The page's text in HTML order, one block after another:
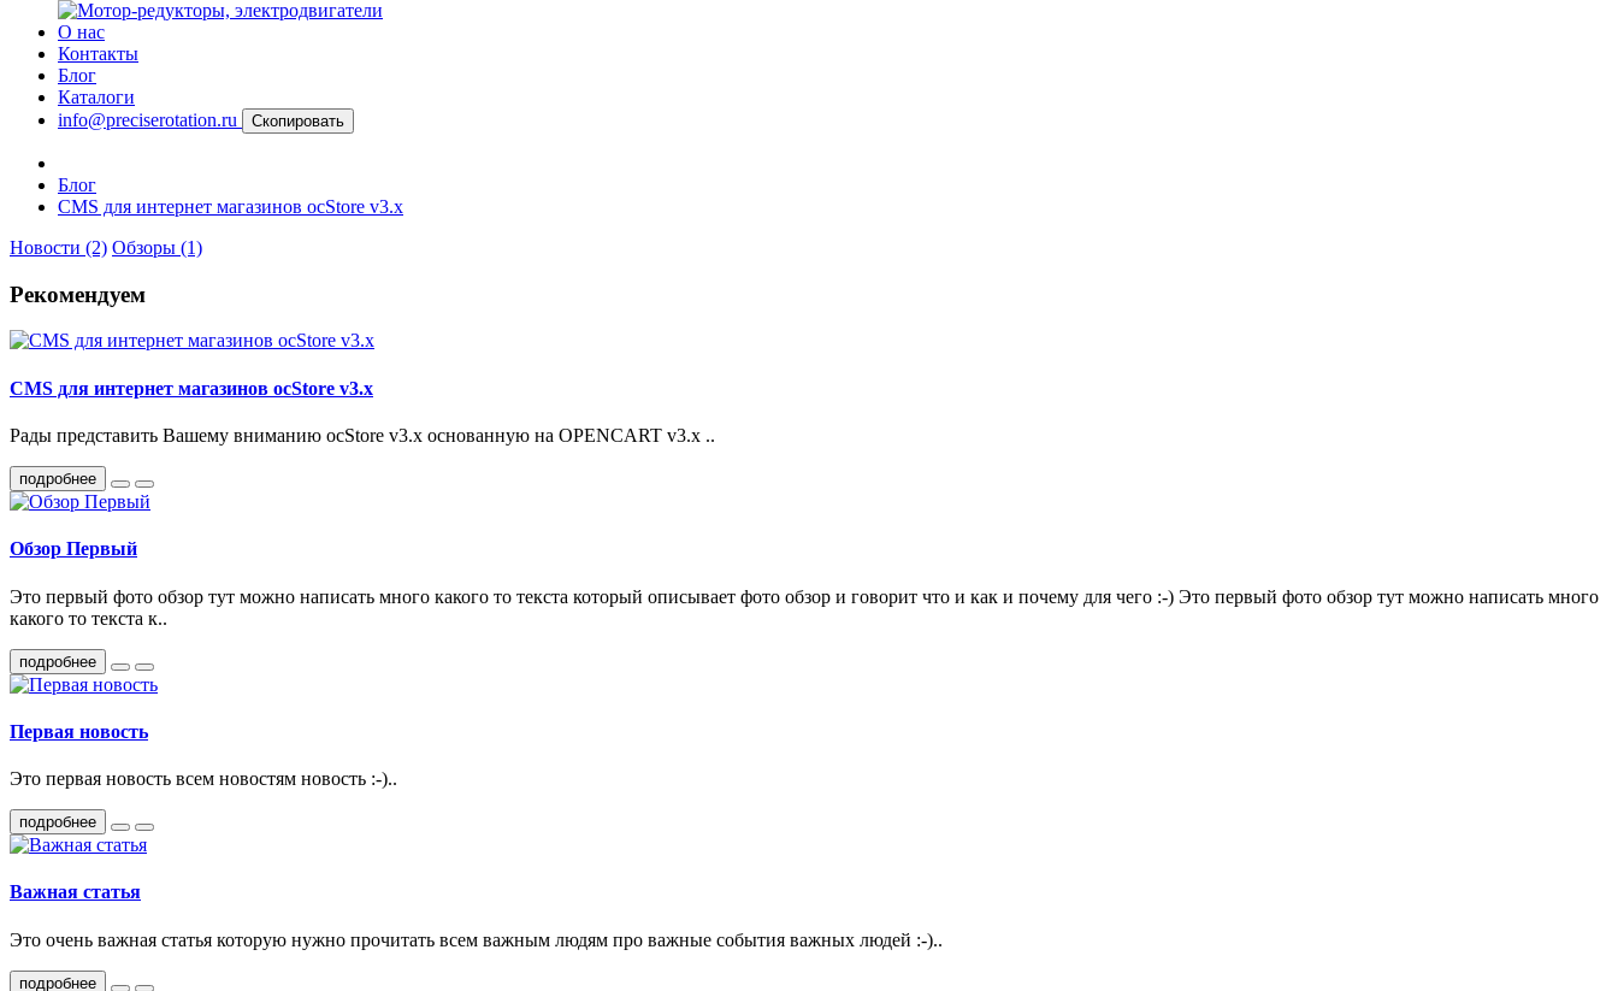
О нас
Контакты
Блог
Каталоги
info@preciserotation.ru
Скопировать
Блог
CMS для интернет магазинов ocStore v3.x
Новости (2) Обзоры (1)
Рекомендуем
CMS для интернет магазинов ocStore v3.x
Рады представить Вашему вниманию ocStore v3.x основанную на OPENCART v3.x ..
подробнее
Обзор Первый
Это первый фото обзор тут можно написать много какого то текста который описывает фото обзор и говорит что и как и почему для чего :-) Это первый фото обзор тут можно написать много
какого то текста к..
подробнее
Первая новость
Это первая новость всем новостям новость :-)..
подробнее
Важная статья
Это очень важная статья которую нужно прочитать всем важным людям про важные события важных людей :-)..
подробнее